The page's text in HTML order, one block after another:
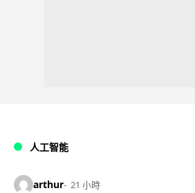
人工智能
arthur 21 小時